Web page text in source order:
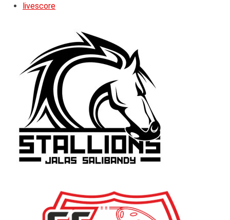
livescore